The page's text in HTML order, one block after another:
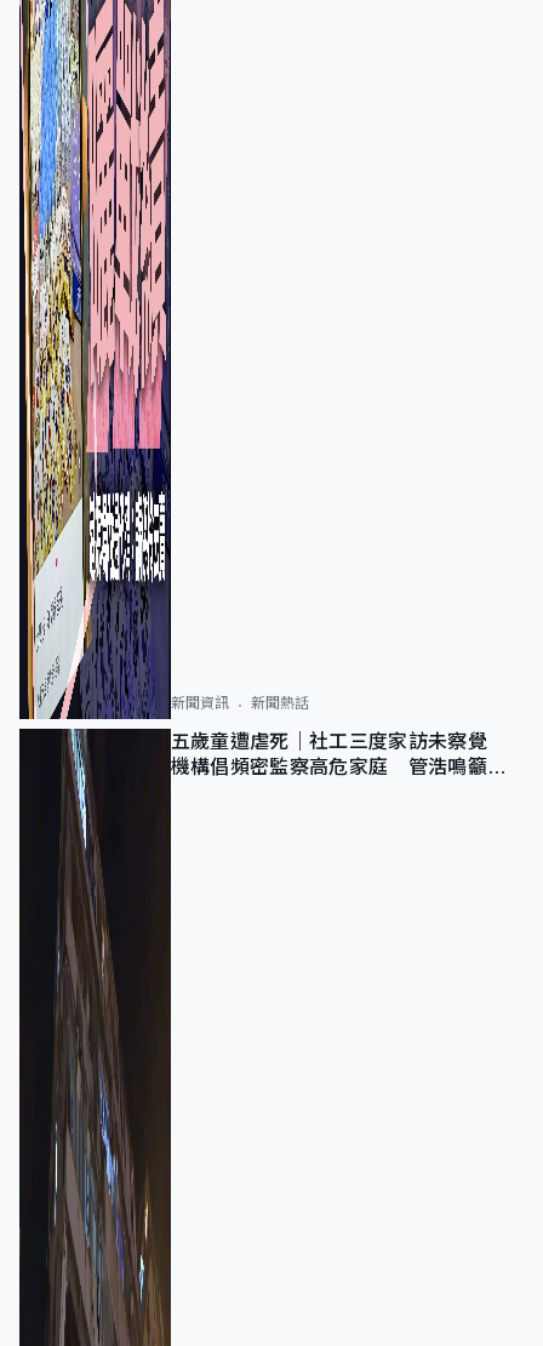
新聞資訊 新聞熱話
五歲童遭虐死｜社工三度家訪未察覺
機構倡頻密監察高危家庭 管浩鳴籲加